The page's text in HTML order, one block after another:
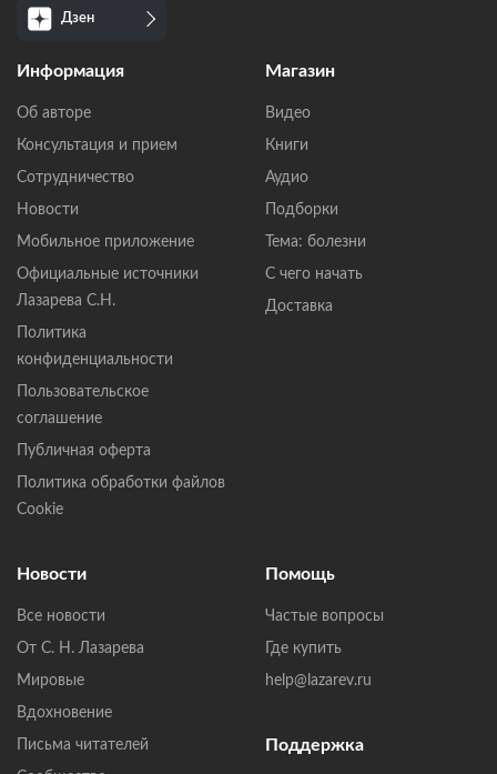
Дзен
Информация
Об авторе
Консультация и прием
Сотрудничество
Новости
Мобильное приложение
Официальные источники
Лазарева С.Н.
Политика
конфиденциальности
Пользовательское
соглашение
Публичная оферта
Политика обработки файлов
Cookie
Магазин
Видео
Книги
Аудио
Подборки
Тема: болезни
С чего начать
Доставка
Новости
Все новости
От С. Н. Лазарева
Мировые
Вдохновение
Письма читателей
Помощь
Частые вопросы
Где купить
help@lazarev.ru
Поддержка